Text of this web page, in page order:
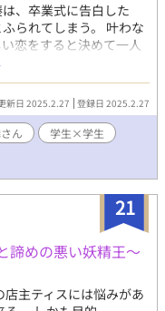
、卒業式に告白した
られてしまう。 叶わな
恋をすると決めて一人
ていたのは聡祐だっ
のは気持ち悪いだろう
、聡祐は『友達』として
る仲になる。近すぎる
動いて…… 聡祐とは友
べきか、傍に居れるう
――ドキドキの新生
新日 2025.2.27 登録日 2025.2.27
ん
学生×学生
21
諦めの悪い妖精王〜
主ティスには悩みがあ